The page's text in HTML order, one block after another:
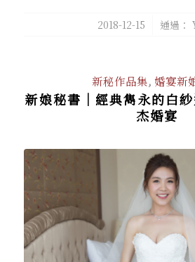
2018-12-15
/ 通過：
新秘作品集,婚宴新
新娘秘書│經典雋永的白
杰婚宴